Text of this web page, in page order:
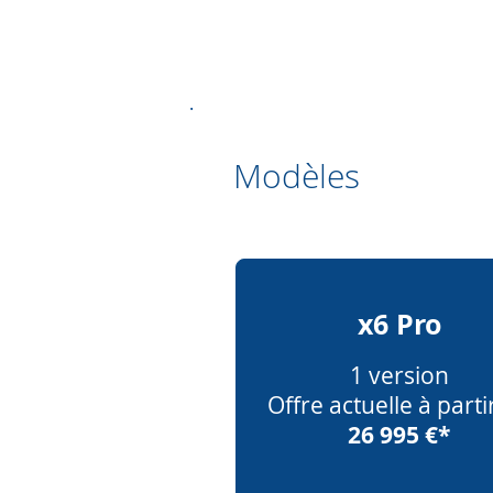
.
Modèles
x6 Pro
1 version
Offre actuelle à
26 995 €*